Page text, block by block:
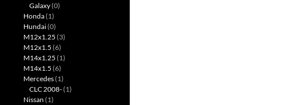
Galaxy(0)
Honda(1)
Hundai(0)
M12x1.25 (3)
M12x1.5 (6)
M14x1.25 (1)
M14x1.5 (6)
Mercedes(1)
CLC 2008-(1)
Nissan (1)